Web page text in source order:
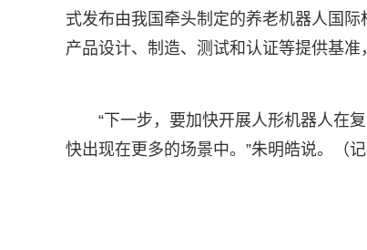
式发布由我国牵头制定的养老机器人国
产品设计、制造、测试和认证等提供基准
“下一步，要加快开展人形机器人在
快出现在更多的场景中。”朱明皓说。（记